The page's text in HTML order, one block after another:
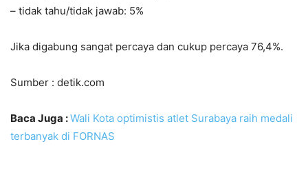
– tidak tahu/tidak jawab: 5%
Jika digabung sangat percaya dan cukup percaya 76,4%.
Sumber : detik.com
Baca Juga :Wali Kota optimistis atlet Surabaya raih medali
terbanyak di FORNAS